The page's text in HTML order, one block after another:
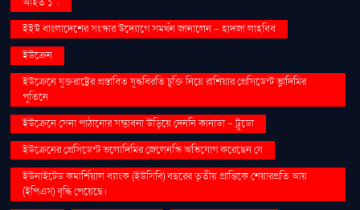
ইইউ বাংলাদেশের সংস্কার উদ্যোগে সমর্থন জানালেন - হাদজা লাহবিব
ইউক্রেন
ইউক্রেনে যুক্তরাষ্ট্রের প্রস্তাবিত যুদ্ধবিরতি চুক্তি নিয়ে রাশিয়ার প্রেসিডেন্ট ভ্লাদিমির
পুতিনে
ইউক্রেনে সেনা পাঠানোর সম্ভাবনা উড়িয়ে দেননি কানাডা - ট্রুডো
ইউক্রেনের প্রেসিডেন্ট ভলোদিমির জেলেনস্কি অভিযোগ করেছেন যে
ইউনাইটেড কমার্শিয়াল ব্যাংক (ইউসিবি) বছরের তৃতীয় প্রান্তিকে শেয়ারপ্রতি আয়
(ইপিএস) বৃদ্ধি পেয়েছে।